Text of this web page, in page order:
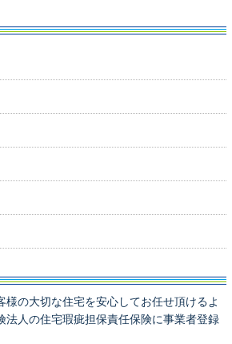
様の大切な住宅を安心してお任せ頂けるよ
法人の住宅瑕疵担保責任保険に事業者登録